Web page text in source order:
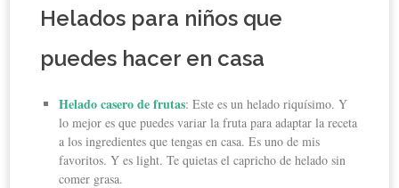
Helados para niños que
puedes hacer en casa
Helado casero de frutas: Este es un helado riquísimo. Y
lo mejor es que puedes variar la fruta para adaptar la receta
a los ingredientes que tengas en casa. Es uno de mis
favoritos. Y es light. Te quietas el capricho de helado sin
comer grasa.